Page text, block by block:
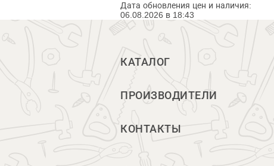
Дата обновления цен и наличия:
06.08.2026 в 18:43
КАТАЛОГ
ПРОИЗВОДИТЕЛИ
КОНТАКТЫ